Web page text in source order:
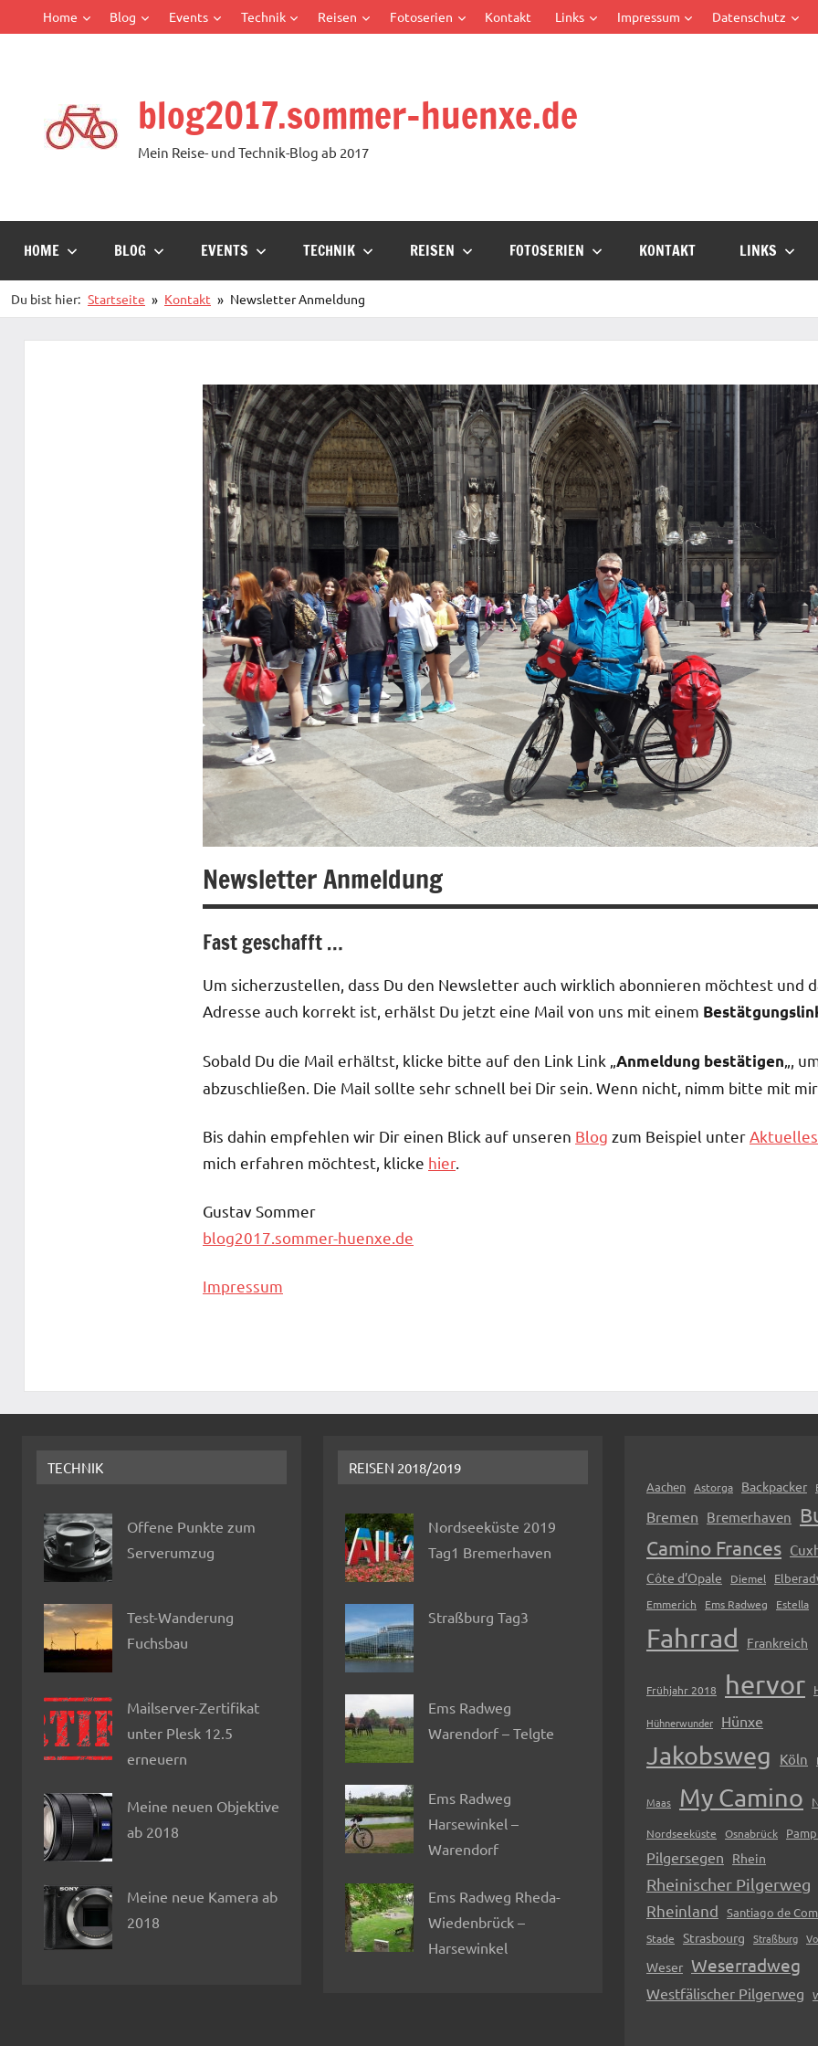
Inhalt
Home Blog Events Technik Reisen Fotoserien Kontakt Links Impressum Datenschutz
blog2017.sommer-huenxe.de
Mein Reise- und Technik-Blog ab 2017
HOME BLOG EVENTS TECHNIK REISEN FOTOSERIEN KONTAKT LINKS
Du bist hier: Startseite Kontakt Newsletter Anmeldung
Newsletter Anmeldung
Fast geschafft …
Um sicherzustellen, dass Du den Newsletter auch wirklich abonnieren möchtest und
Adresse auch korrekt ist, erhälst Du jetzt eine Mail von uns mit einem
Sobald Du die Mail erhältst, klicke bitte auf den Link Link „Anmeldung bestätigen„,
abzuschließen. Die Mail sollte sehr schnell bei Dir sein. Wenn nicht, nimm bitte mit mir
Bis dahin empfehlen wir Dir einen Blick auf unseren Blog zum Beispiel unterAktuelles
mich erfahren möchtest, klicke hier.
Gustav Sommer
blog2017.sommer-huenxe.de
Impressum
TECHNIK
Offene Punkte zum
Serverumzug
Test-Wanderung
Fuchsbau
Mailserver-Zertifikat
unter Plesk 12.5
erneuern
Meine neuen Objektive
ab 2018
Meine neue Kamera ab
2018
REISEN 2018/2019
Nordseeküste 2019
Tag1 Bremerhaven
Straßburg Tag3
Ems Radweg
Warendorf – Telgte
Ems Radweg
Harsewinkel –
Warendorf
Ems Radweg Rheda-
Wiedenbrück –
Harsewinkel
Aachen Astorga Backpacker
Bremen Bremerhaven
Camino Frances
Côte d’Opale Diemel
Emmerich Ems Radweg Estella
Fahrrad Frankreich
Frühjahr 2018 hervor
Hühnerwunder Hünxe
Jakobsweg Köln
Maas My Camino
Nordseeküste Osnabrück
Pilgersegen Rhein
Rheinischer Pilgerweg
Rheinland Santiago de
Stade Strasbourg Straßburg
Weser Weserradweg
Westfälischer Pilgerweg